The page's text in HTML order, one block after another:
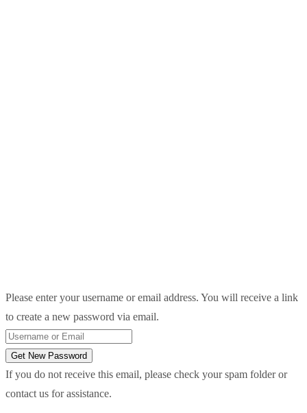
Please enter your username or email address. You will receive a link
to create a new password via email.
Get New Password
If you do not receive this email, please check your spam folder or
contact us for assistance.